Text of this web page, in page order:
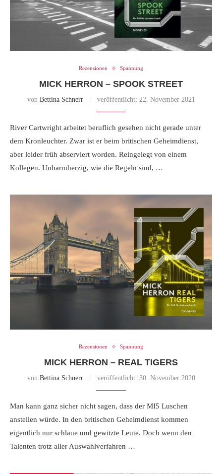
Rezensionen Spannung
MICK HERRON – SPOOK STREET
von Bettina Schnerr veröffentlicht: 22. November 2021
River Cartwright arbeitet beruflich gesehen nicht gerade unter
dem Kronleuchter. Zwar ist er beim britischen Geheimdienst,
aber leider früh abserviert worden. Reingelegt von einem
Kollegen. Unbarmherzig, wie die Regeln sind, …
Rezensionen Spannung
MICK HERRON – REAL TIGERS
von Bettina Schnerr veröffentlicht: 30. November 2020
Man kann ganz sicher nicht sagen, dass der MI5 Luschen
anstellen würde. In den britischen Geheimdienst kommen
eigentlich nur schlaue und gewitzte Leute. Doch wenn den
Talenten trotz aller Auswahlverfahren …